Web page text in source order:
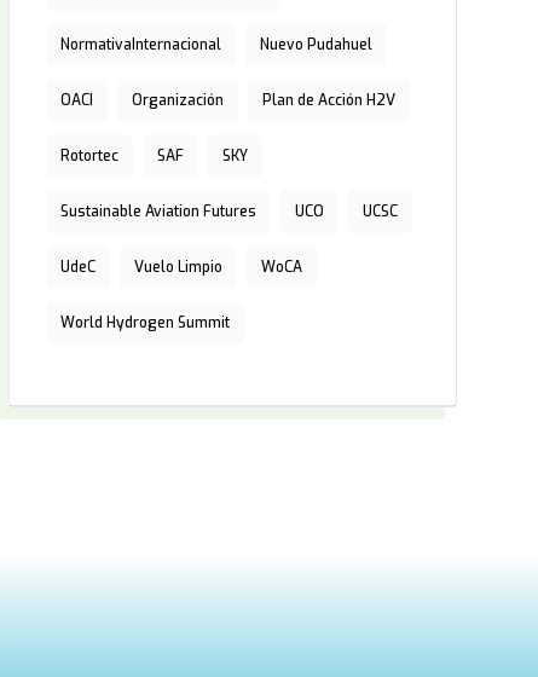
NormativaInternacional Nuevo Pudahuel
OACI Organización Plan de Acción H2V
Rotortec SAF SKY
Sustainable Aviation Futures UCO UCSC
UdeC Vuelo Limpio WoCA
World Hydrogen Summit